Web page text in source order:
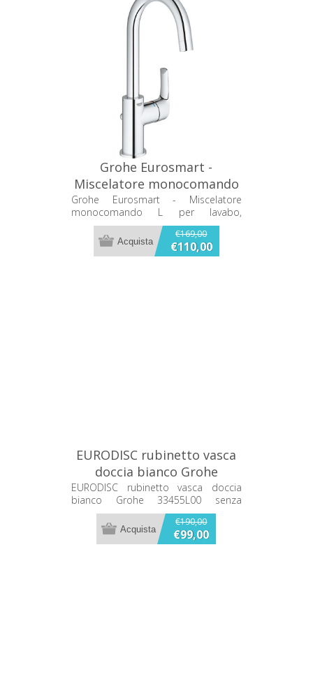
Grohe Eurosmart -
Miscelatore monocomando
L per lavabo, cromato
23537002
Grohe Eurosmart - Miscelatore
monocomando L per lavabo,
cromato 23537002
€169,00
€110,00
EURODISC rubinetto vasca
doccia bianco Grohe
33455L00
EURODISC rubinetto vasca doccia
bianco Grohe 33455L00 senza
dotazione doccia colore bianco
€190,00
€99,00